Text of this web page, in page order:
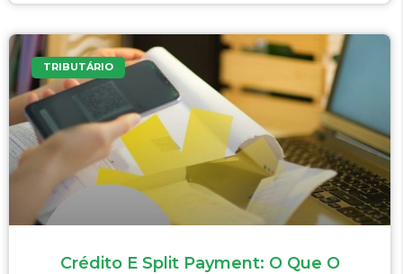
TRIBUTÁRIO
Crédito E Split Payment: O Que O